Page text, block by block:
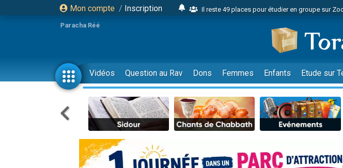
Mon compte / Inscription
Il reste 49 places pour étudier en groupe sur
2 personnes viennent de nous rejoindre sur
6 personnes viennent de nous rejoindre sur
4 personnes viennent de faire un don pour
2 personnes viennent de faire un don pour 1
17 personnes viennent de demander une bénédiction
4 personnes viennent de nous rejoindre sur
Il reste 49 places pour étudier en groupe sur
4 personnes viennent de nous rejoindre sur
Paracha Réé
Vidéos Question au Rav Dons Femmes Enfants Etude sur